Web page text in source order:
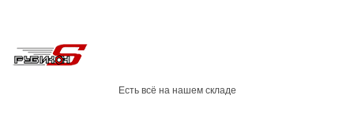
Есть всё на нашем складе